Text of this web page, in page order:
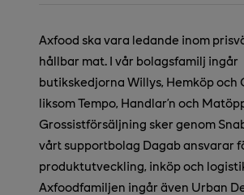
Axfood ska vara ledande inom
hållbar mat. I vår bolagsfamilj ingår
butikskedjorna Willys, Hemköp och
liksom Tempo, Handlar’n och
Grossistförsäljning sker genom
vårt supportbolag Dagab ansvarar
produktutveckling, inköp och
Axfoodfamiljen ingår även Urban